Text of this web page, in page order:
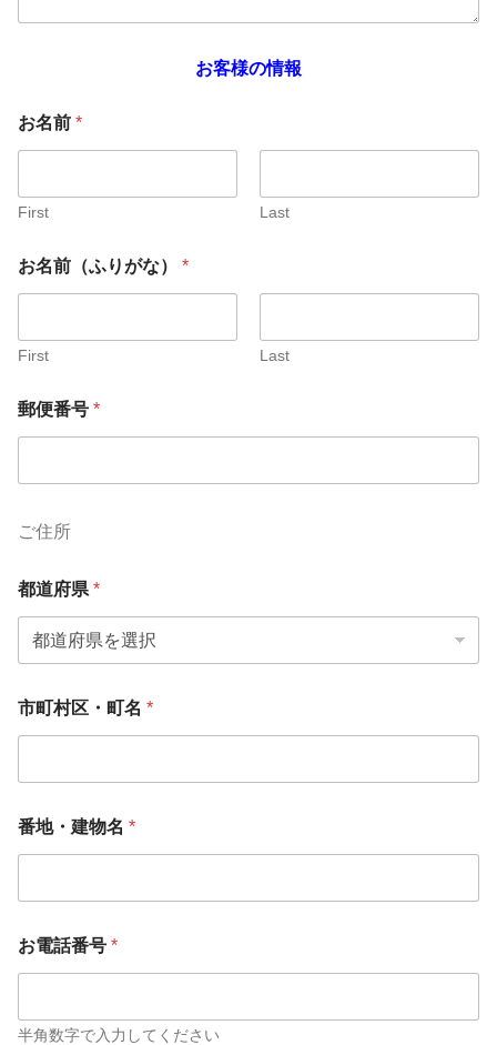
お客様の情報
お名前 *
First Last
お名前（ふりがな） *
First Last
郵便番号 *
ご住所
都道府県 *
市町村区・町名 *
番地・建物名 *
お電話番号 *
半角数字で入力してください